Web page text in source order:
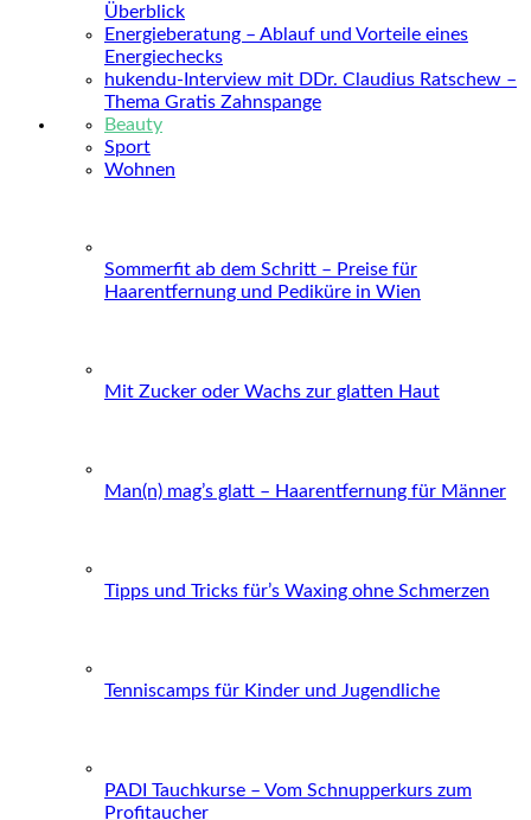
Überblick
Energieberatung – Ablauf und Vorteile eines
Energiechecks
hukendu-Interview mit DDr. Claudius Ratschew –
Thema Gratis Zahnspange
Beauty
Sport
Wohnen
Sommerfit ab dem Schritt – Preise für
Haarentfernung und Pediküre in Wien
Mit Zucker oder Wachs zur glatten Haut
Man(n) mag’s glatt – Haarentfernung für Männer
Tipps und Tricks für’s Waxing ohne Schmerzen
Tenniscamps für Kinder und Jugendliche
PADI Tauchkurse – Vom Schnupperkurs zum
Profitaucher